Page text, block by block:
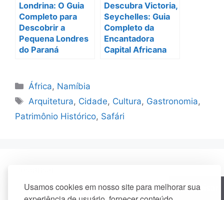
Usamos cookies em nosso site para melhorar sua
Londrina: O Guia
Completo para
Descobrir a
Pequena Londres
do Paraná
Descubra Victoria,
Seychelles: Guia
Completo da
Encantadora
Capital Africana
Categorias
África, Namíbia
Tags
Arquitetura, Cidade, Cultura, Gastronomia,
Patrimônio Histórico, Safári
Pesquisar